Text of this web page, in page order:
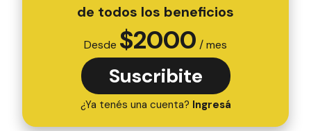
de todos los beneficios
Desde $2000 / mes
Suscribite
¿Ya tenés una cuenta? Ingresá